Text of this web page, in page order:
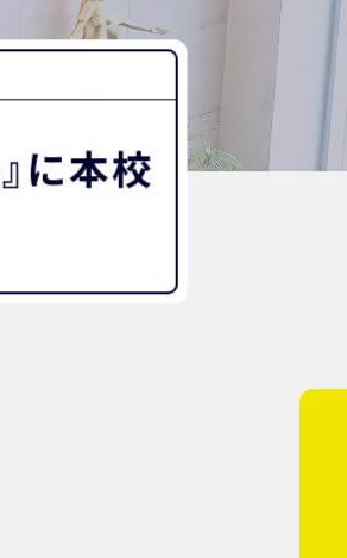
来への学び
に本校